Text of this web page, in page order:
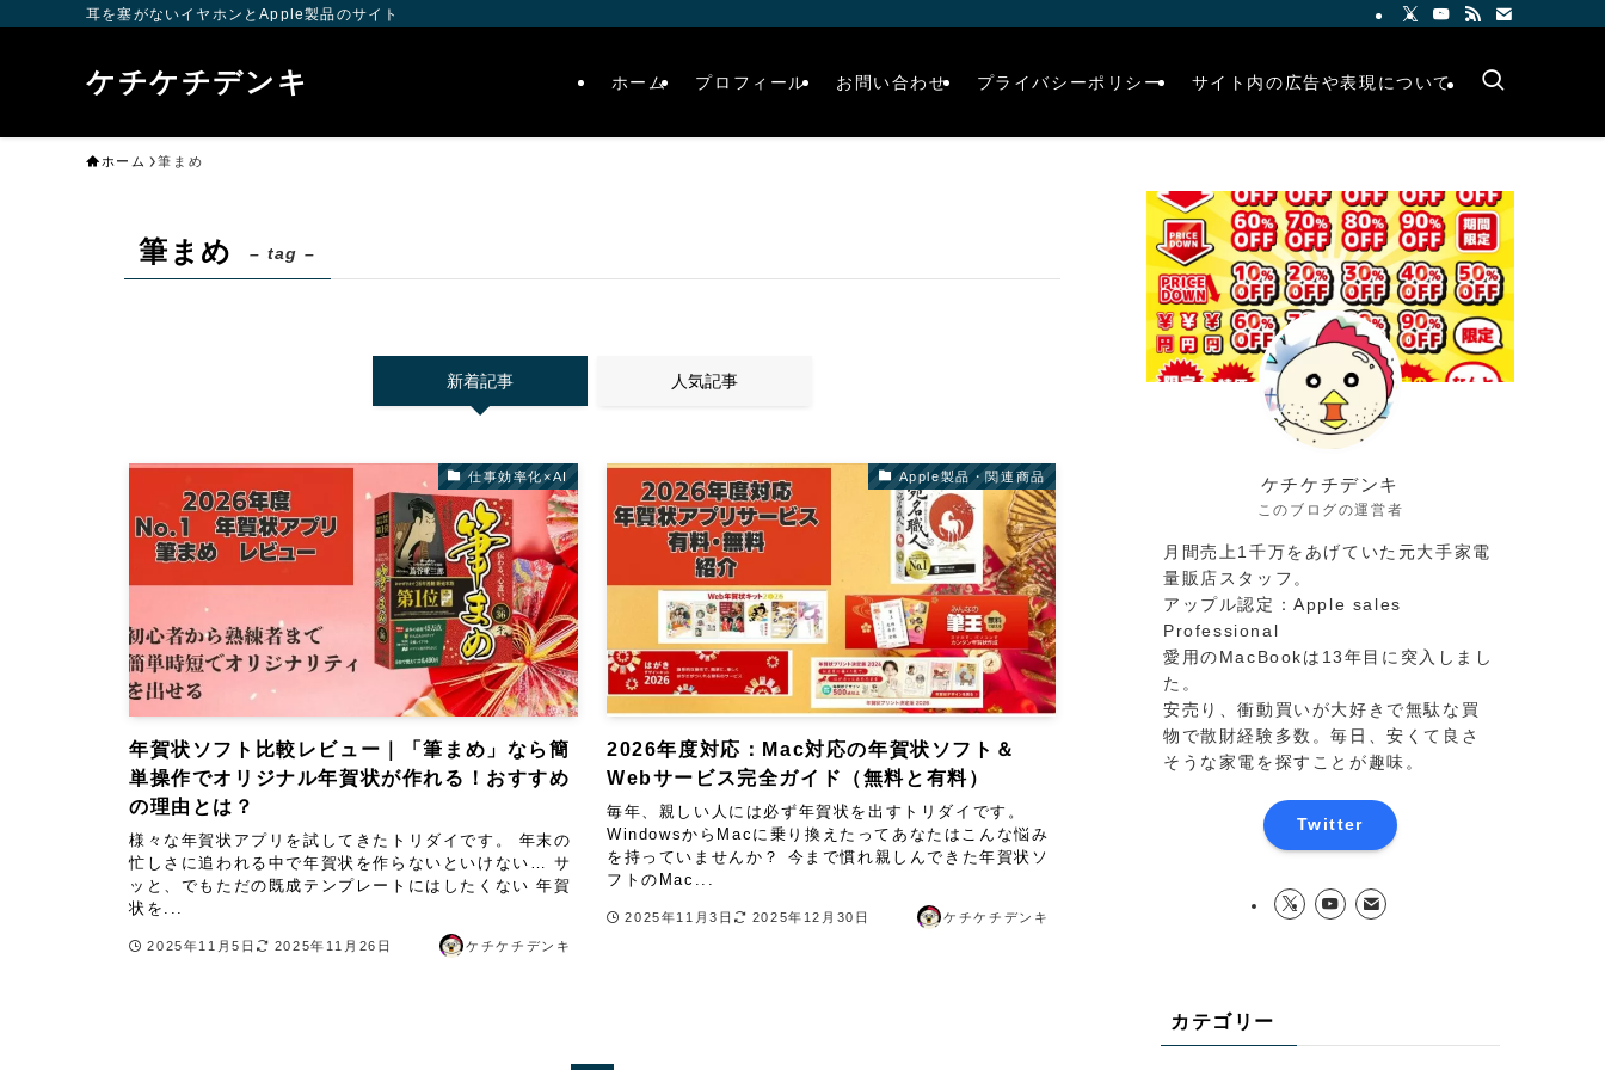
耳を塞がないイヤホンとApple製品のサイト
ケチケチデンキ ホーム プロフィール お問い合わせ プライバシーポリシー サイト内の広告や表現について
ホーム 筆まめ
筆まめ – tag –
新着記事 人気記事
仕事効率化×AI
年賀状ソフト比較レビュー｜「筆まめ」なら簡
単操作でオリジナル年賀状が作れる！おすすめ
の理由とは？
様々な年賀状アプリを試してきたトリダイです。 年末の
忙しさに追われる中で年賀状を作らないといけない… サ
ッと、でもただの既成テンプレートにはしたくない 年賀
状を...
2025年11月5日 2025年11月26日 ケチケチデンキ
Apple製品・関連商品
2026年度対応：Mac対応の年賀状ソフト＆
Webサービス完全ガイド（無料と有料）
毎年、親しい人には必ず年賀状を出すトリダイです。
WindowsからMacに乗り換えたってあなたはこんな悩み
を持っていませんか？ 今まで慣れ親しんできた年賀状ソ
フトのMac...
2025年11月3日 2025年12月30日 ケチケチデンキ
ケチケチデンキ
このブログの運営者
月間売上1千万をあげていた元大手家電
量販店スタッフ。
アップル認定：Apple sales
Professional
愛用のMacBookは13年目に突入しまし
た。
安売り、衝動買いが大好きで無駄な買
物で散財経験多数。毎日、安くて良さ
そうな家電を探すことが趣味。
Twitter
カテゴリー